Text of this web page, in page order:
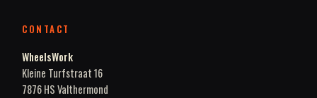
CONTACT
WheelsWork
Kleine Turfstraat 16
7876 HS Valthermond